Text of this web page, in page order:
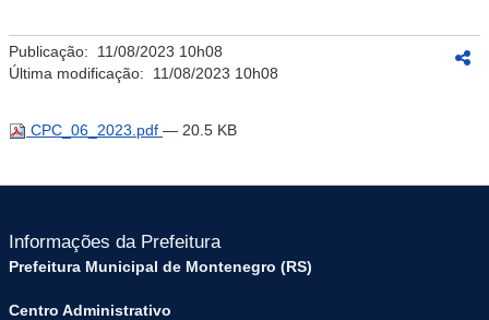
Publicação: 11/08/2023 10h08
Última modificação: 11/08/2023 10h08
CPC_06_2023.pdf — 20.5 KB
Informações da Prefeitura
Prefeitura Municipal de Montenegro (RS)
Centro Administrativo